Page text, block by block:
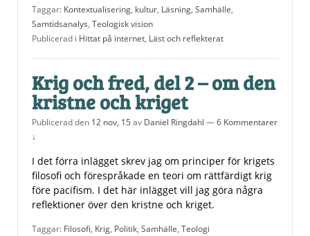
Taggar: Kontextualisering, kultur, Läsning, Samhälle,
Samtidsanalys, Teologisk vision
Publicerad i Hittat på internet, Läst och reflekterat
Krig och fred, del 2 – om den
kristne och kriget
Publicerad den 12 nov, 15 av Daniel Ringdahl —6 Kommentarer
↓
I det förra inlägget skrev jag om principer för krigets
filosofi och förespråkade en teori om rättfärdigt krig
före pacifism. I det här inlägget vill jag göra några
reflektioner över den kristne och kriget.
Taggar: Filosofi, Krig, Politik, Samhälle, Teologi